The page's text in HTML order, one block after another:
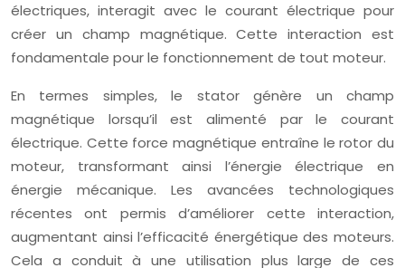
électriques, interagit avec le courant électrique pour
créer un champ magnétique. Cette interaction est
fondamentale pour le fonctionnement de tout moteur.
En termes simples, le stator génère un champ
magnétique lorsqu’il est alimenté par le courant
électrique. Cette force magnétique entraîne le rotor du
moteur, transformant ainsi l’énergie électrique en
énergie mécanique. Les avancées technologiques
récentes ont permis d’améliorer cette interaction,
augmentant ainsi l’efficacité énergétique des moteurs.
Cela a conduit à une utilisation plus large de ces